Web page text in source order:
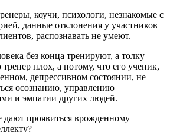
коучи, психологи, незнакомые с
данные отклонения у участников
распознавать не умеют.
без конца тренируют, а толку
плох, а потому, что его ученик,
депрессивном состоянии, не
осознанию, управлению
и эмпатии других людей.
проявиться врожденному